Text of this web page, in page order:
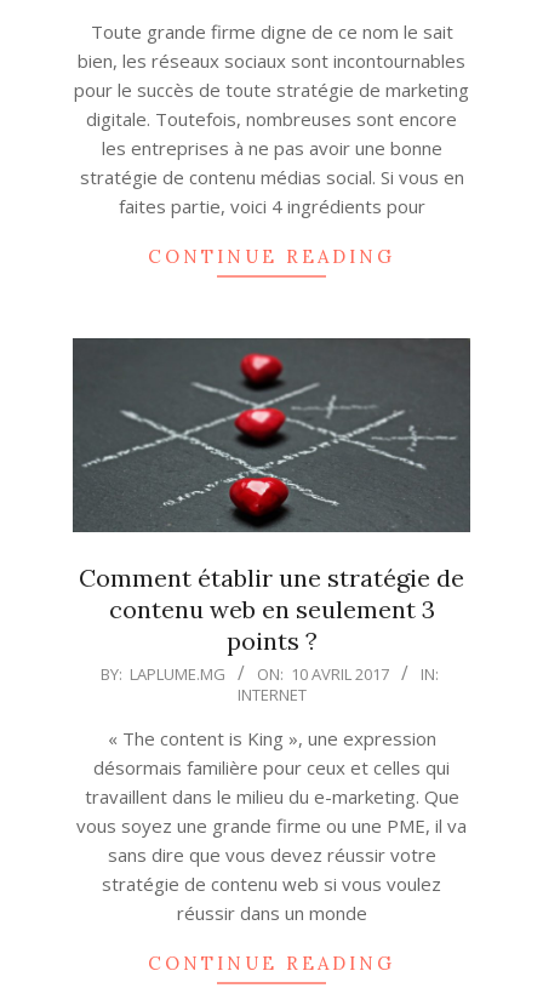
Toute grande firme digne de ce nom le sait
bien, les réseaux sociaux sont incontournables
pour le succès de toute stratégie de marketing
digitale. Toutefois, nombreuses sont encore
les entreprises à ne pas avoir une bonne
stratégie de contenu médias social. Si vous en
faites partie, voici 4 ingrédients pour
CONTINUE READING
Comment établir une stratégie de
contenu web en seulement 3
points ?
2017-
BY: LAPLUME.MG ON: 10 AVRIL 2017
IN:
INTERNET
« The content is King », une expression
désormais familière pour ceux et celles qui
travaillent dans le milieu du e-marketing. Que
vous soyez une grande firme ou une PME, il va
sans dire que vous devez réussir votre
stratégie de contenu web si vous voulez
réussir dans un monde
CONTINUE READING